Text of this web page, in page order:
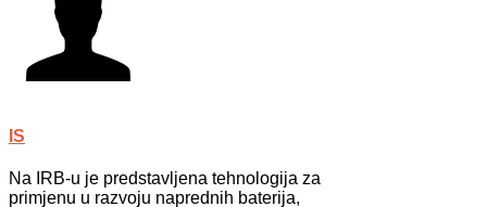
IS
Na IRB-u je predstavljena tehnologija za
primjenu u razvoju naprednih baterija,